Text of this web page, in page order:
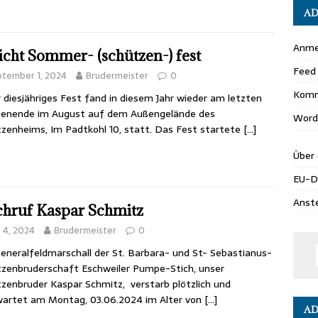
Sommer- (schützen-) fest
1, 2024 Brudermeister 0
diesjähriges Fest fand in diesem Jahr wieder am letzten
im August auf dem Außengelände des
Im Padtkohl 10, statt. Das Fest startete […]
Kaspar Schmitz
4, 2024 Brudermeister 0
der St. Barbara- und St- Sebastianus-
Eschweiler Pumpe-Stich, unser
Kaspar Schmitz, verstarb plötzlich und
am Montag, 03.06.2024 im Alter von […]
EU-